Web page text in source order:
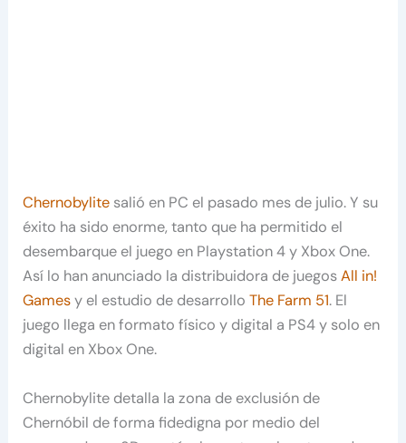
Chernobylite salió en PC el pasado mes de julio. Y su
éxito ha sido enorme, tanto que ha permitido el
desembarque el juego en Playstation 4 y Xbox One.
Así lo han anunciado la distribuidora de juegosAll in!
Gamesy el estudio de desarrolloThe Farm 51. El
juego llega en formato físico y digital a PS4 y solo en
digital en Xbox One.
Chernobylite detalla la zona de exclusión de
Chernóbil de forma fidedigna por medio del